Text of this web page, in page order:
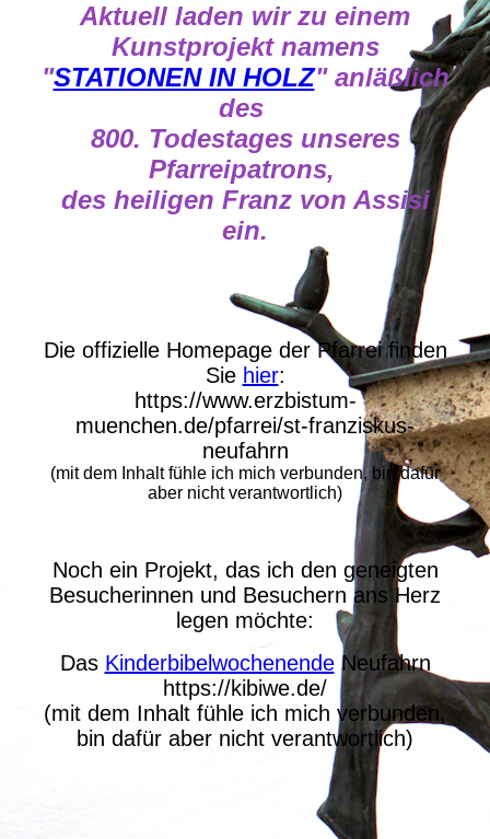
Aktuell laden wir zu einem
Kunstprojekt namens
"STATIONEN IN HOLZ"anläßlich
des
800. Todestages unseres
Pfarreipatrons,
des heiligen Franz von Assisi
ein.
Die offizielle Homepage der Pfarrei finden
Sie hier:
https://www.erzbistum-
muenchen.de/pfarrei/st-franziskus-
neufahrn
(mit dem Inhalt fühle ich mich verbunden, bin dafür
aber nicht verantwortlich)
Noch ein Projekt, das ich den geneigten
Besucherinnen und Besuchern ans Herz
legen möchte:
Das KinderbibelwochenendeNeufahrn
https://kibiwe.de/
(mit dem Inhalt fühle ich mich verbunden,
bin dafür aber nicht verantwortlich)